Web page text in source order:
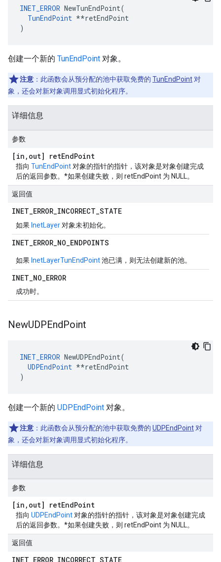
INET_ERROR NewTunEndPoint(
TunEndPoint **retEndPoint
)
创建一个新的 TunEndPoint 对象。
注意 ：此函数会从预分配的池中获取免费的 TunEndPoint 对
象，还会对新对象调用显式初始化程序。
详细信息
参数
[in , out] retEndPoint
指向 TunEndPoint 对象的指针的指针，该对象是对象创建完成
后的返回参数。*如果创建失败，则 retEndPoint 为 NULL。
返回值
INET_ERROR_INCORRECT_STATE
如果 InetLayer 对象未初始化。
INET_ERROR_NO_ENDPOINTS
如果 InetLayerTunEndPoint池已满，则无法创建新的池。
INET_NO_ERROR
成功时。
NewUDPEndPoint
INET_ERROR NewUDPEndPoint(
UDPEndPoint **retEndPoint
)
创建一个新的 UDPEndPoint 对象。
注意 ：此函数会从预分配的池中获取免费的 UDPEndPoint 对
象，还会对新对象调用显式初始化程序。
详细信息
参数
[in , out] retEndPoint
指向 UDPEndPoint 对象的指针的指针，该对象是对象创建完成
后的返回参数。*如果创建失败，则 retEndPoint 为 NULL。
返回值
INET ERROR INCORRECT STATE